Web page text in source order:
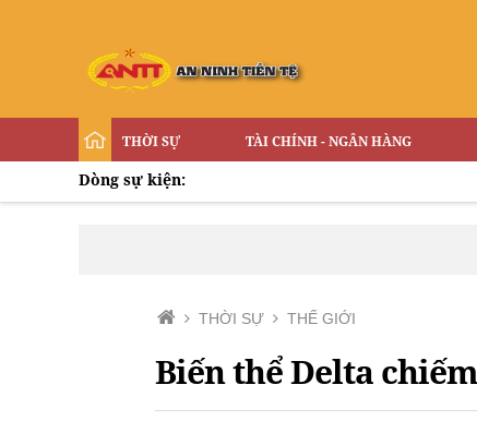
THỜI SỰ TÀI CHÍNH - NGÂN HÀNG
Dòng sự kiện:
THỜI SỰ THẾ GIỚI
Biến thể Delta